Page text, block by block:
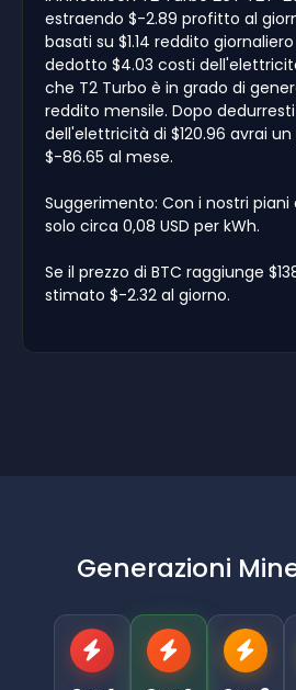
estraendo $-2.89 profitto al
basati su $1.14 reddito
dedotto $4.03 costi
che T2 Turbo è in grado di
reddito mensile. Dopo
dell'elettricità di $120.96 avrai
$-86.65 al mese.
Suggerimento: Con i nostri
solo circa 0,08 USD per kWh.
Se il prezzo di BTC raggiunge
stimato $-2.32 al giorno.
Generazioni